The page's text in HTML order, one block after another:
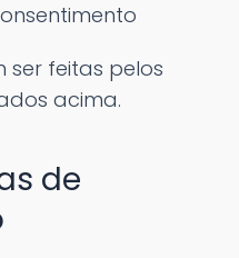
ser feitas pelos
acima.
de